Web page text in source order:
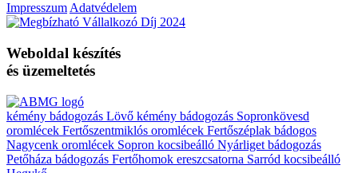
Impresszum Adatvédelem
Weboldal készítés
és üzemeltetés
kémény bádogozás Lövő kémény bádogozás Sopronkövesd
oromlécek Fertőszentmiklós oromlécek Fertőszéplak bádogos
Nagycenk oromlécek Sopron kocsibeálló Nyárliget bádogozás
Petőháza bádogozás Fertőhomok ereszcsatorna Sarród kocsibeálló